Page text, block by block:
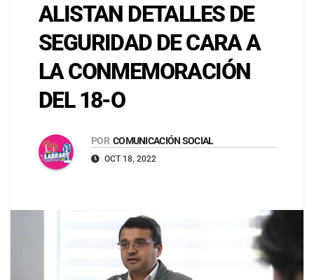
ALISTAN DETALLES DE
SEGURIDAD DE CARA A
LA CONMEMORACIÓN
DEL 18-O
POR COMUNICACIÓN SOCIAL
OCT 18, 2022